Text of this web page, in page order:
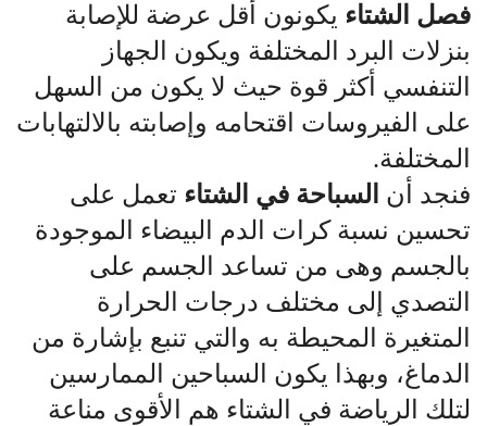
فصل الشتاء يكونون أقل عرضة للإصابة
بنزلات البرد المختلفة ويكون الجهاز
التنفسي أكثر قوة حيث لا يكون من السهل
على الفيروسات اقتحامه وإصابته بالالتهابات
المختلفة.
فنجد أن السباحة في الشتاء تعمل على
تحسين نسبة كرات الدم البيضاء الموجودة
بالجسم وهى من تساعد الجسم على
التصدي إلى مختلف درجات الحرارة
المتغيرة المحيطة به والتي تنبع بإشارة من
الدماغ، وبهذا يكون السباحين الممارسين
لتلك الرياضة في الشتاء هم الأقوى مناعة